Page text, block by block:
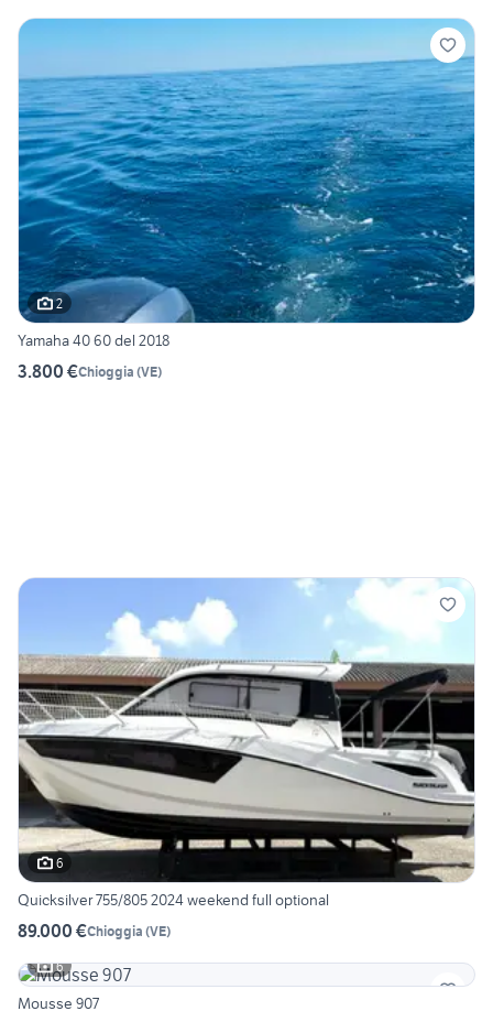
2
Yamaha 40 60 del 2018
3.800 €Chioggia (VE)
6
Quicksilver 755/805 2024 weekend full optional
89.000 €Chioggia (VE)
6
Mousse 907